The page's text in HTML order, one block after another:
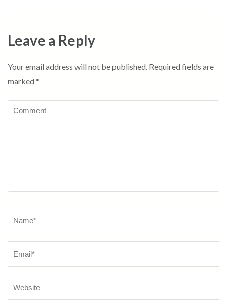
Leave a Reply
Your email address will not be published. Required fields are
marked *
Comment